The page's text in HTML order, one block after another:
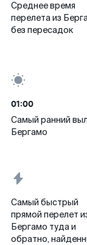
Среднее время
перелета из
без пересадок
01:00
Самый ранний
Бергамо
Самый быстрый
прямой перелет
Бергамо туда и
обратно,